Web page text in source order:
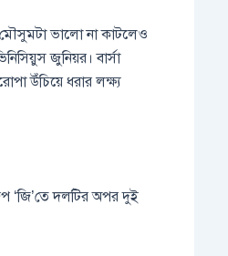
মৌসুমটা ভালো না কাটলেও
জুনিয়র। বার্সা
উঁচিয়ে ধরার লক্ষ্য
‘জি’তে দলটির অপর দুই